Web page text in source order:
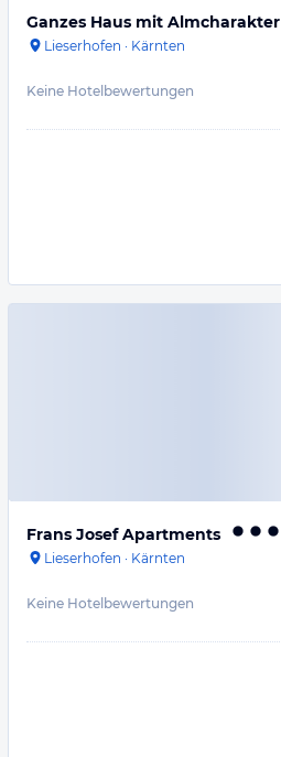
Ganzes Haus mit Almcharakter
Lieserhofen · Kärnten
Keine Hotelbewertungen
Frans Josef Apartments
Lieserhofen · Kärnten
Keine Hotelbewertungen